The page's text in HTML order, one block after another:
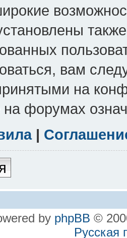
вам
на
на форумах
|
by phpBB ©
Русская